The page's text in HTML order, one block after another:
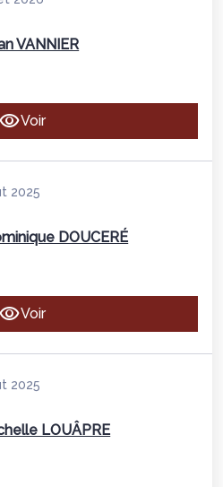
VANNIER
Voir
2025
DOUCERÉ
Voir
2025
LOUÂPRE